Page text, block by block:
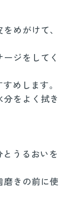
めがけて、
ジをしてく
めします。
をよく拭き
うるおいを
きの前に使